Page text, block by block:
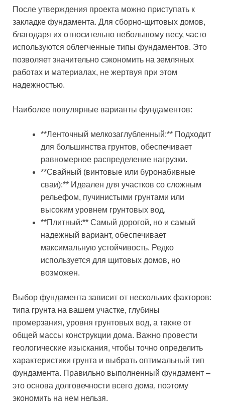
После утверждения проекта можно приступать к
закладке фундамента. Для сборно-щитовых домов,
благодаря их относительно небольшому весу, часто
используются облегченные типы фундаментов. Это
позволяет значительно сэкономить на земляных
работах и материалах, не жертвуя при этом
надежностью.
Наиболее популярные варианты фундаментов:
**Ленточный мелкозаглубленный:** Подходит
для большинства грунтов, обеспечивает
равномерное распределение нагрузки.
**Свайный (винтовые или буронабивные
сваи):** Идеален для участков со сложным
рельефом, пучинистыми грунтами или
высоким уровнем грунтовых вод.
**Плитный:** Самый дорогой, но и самый
надежный вариант, обеспечивает
максимальную устойчивость. Редко
используется для щитовых домов, но
возможен.
Выбор фундамента зависит от нескольких факторов:
типа грунта на вашем участке, глубины
промерзания, уровня грунтовых вод, а также от
общей массы конструкции дома. Важно провести
геологические изыскания, чтобы точно определить
характеристики грунта и выбрать оптимальный тип
фундамента. Правильно выполненный фундамент –
это основа долговечности всего дома, поэтому
экономить на нем нельзя.